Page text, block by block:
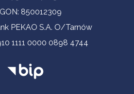
850012309
PEKAO S.A. O/Tarnów
1111 0000 0898 4744